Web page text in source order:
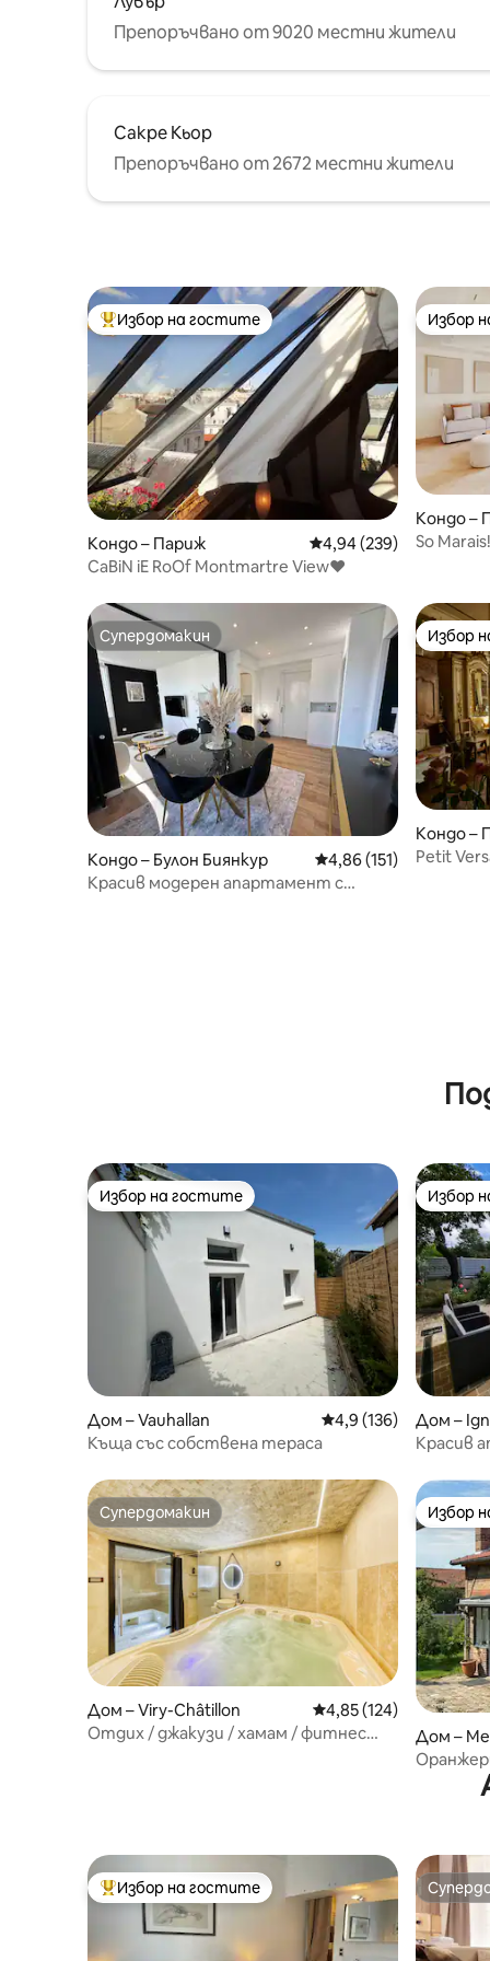
Препоръчвано от 9020 местни жители
Сакре Кьор
Препоръчвано от 2672 местни жители
Най-популярен избор на гостите
Избор на гостите
Кондо – Париж Средна оценка: 4,94
4,94 (239)
CaBiN iE RoOf Montmartre View♥
Избор
Избор
Кондо –
So
Супердомакин
Супердомакин
Кондо – Булон Биянкур Средна оценка: 4,86
4,86 (151)
Красив модерен апартамент с
Избор
Избор
Кондо –
Petit
Избор на гостите
Избор на гостите
Дом – Vauhallan Средна оценка: 4,9
4,9 (136)
Къща със собствена тераса
Избор
Избор
Дом –
Красив
Супердомакин
Супердомакин
Дом – Viry-Châtillon Средна оценка: 4,85
4,85 (124)
Отдих / джакузи / хамам / фитнес
Избор
Избор
Дом –
Най-популярен избор на гостите
Избор на гостите